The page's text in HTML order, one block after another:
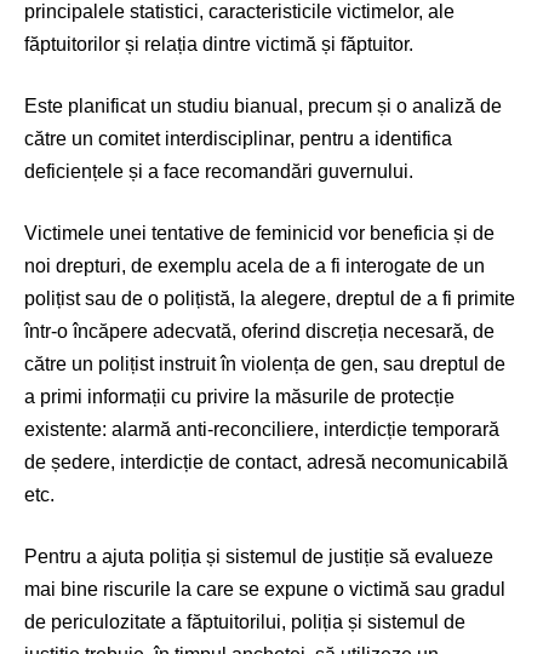
principalele statistici, caracteristicile victimelor, ale
făptuitorilor și relația dintre victimă și făptuitor.
Este planificat un studiu bianual, precum și o analiză de
către un comitet interdisciplinar, pentru a identifica
deficiențele și a face recomandări guvernului.
Victimele unei tentative de feminicid vor beneficia și de
noi drepturi, de exemplu acela de a fi interogate de un
polițist sau de o polițistă, la alegere, dreptul de a fi primite
într-o încăpere adecvată, oferind discreția necesară, de
către un polițist instruit în violența de gen, sau dreptul de
a primi informații cu privire la măsurile de protecție
existente: alarmă anti-reconciliere, interdicție temporară
de ședere, interdicție de contact, adresă necomunicabilă
etc.
Pentru a ajuta poliția și sistemul de justiție să evalueze
mai bine riscurile la care se expune o victimă sau gradul
de periculozitate a făptuitorilui, poliția și sistemul de